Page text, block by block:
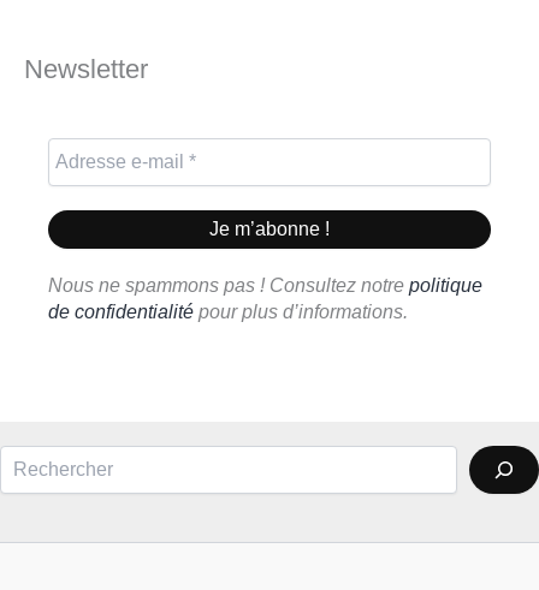
Newsletter
Nous ne spammons pas ! Consultez notre politique
de confidentialité pour plus d’informations.
Rechercher